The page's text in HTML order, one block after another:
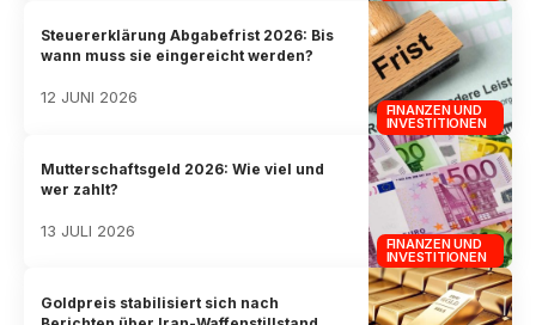
FINANZEN UND
INVESTITIONEN
Steuererklärung Abgabefrist 2026: Bis
wann muss sie eingereicht werden?
12 JUNI 2026
FINANZEN UND
INVESTITIONEN
Mutterschaftsgeld 2026: Wie viel und
wer zahlt?
13 JULI 2026
Goldpreis stabilisiert sich nach